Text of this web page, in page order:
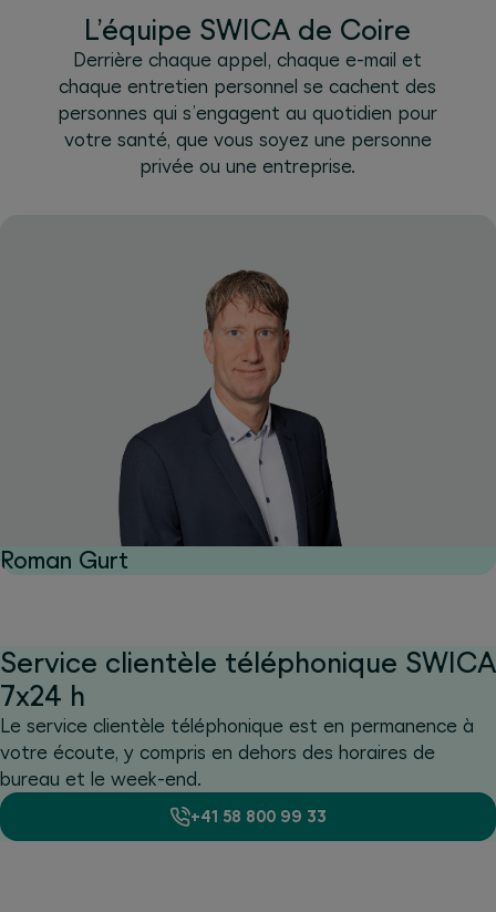
L’équipe SWICA de Coire
Derrière chaque appel, chaque e-mail et
chaque entretien personnel se cachent des
personnes qui s’engagent au quotidien pour
votre santé, que vous soyez une personne
privée ou une entreprise.
Roman Gurt
Service clientèle téléphonique SWICA
7x24 h
Le service clientèle téléphonique est en permanence à
votre écoute, y compris en dehors des horaires de
bureau et le week-end.
+41 58 800 99 33